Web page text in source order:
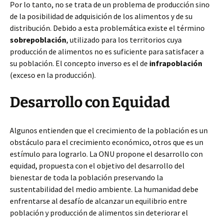
Por lo tanto, no se trata de un problema de producción sino
de la posibilidad de adquisición de los alimentos y de su
distribución. Debido a esta problemática existe el término
sobrepoblación, utilizado para los territorios cuya
producción de alimentos no es suficiente para satisfacer a
su población. El concepto inverso es el de infrapoblación
(exceso en la producción).
Desarrollo con Equidad
Algunos entienden que el crecimiento de la población es un
obstáculo para el crecimiento económico, otros que es un
estímulo para lograrlo. La ONU propone el desarrollo con
equidad, propuesta con el objetivo del desarrollo del
bienestar de toda la población preservando la
sustentabilidad del medio ambiente. La humanidad debe
enfrentarse al desafío de alcanzar un equilibrio entre
población y producción de alimentos sin deteriorar el